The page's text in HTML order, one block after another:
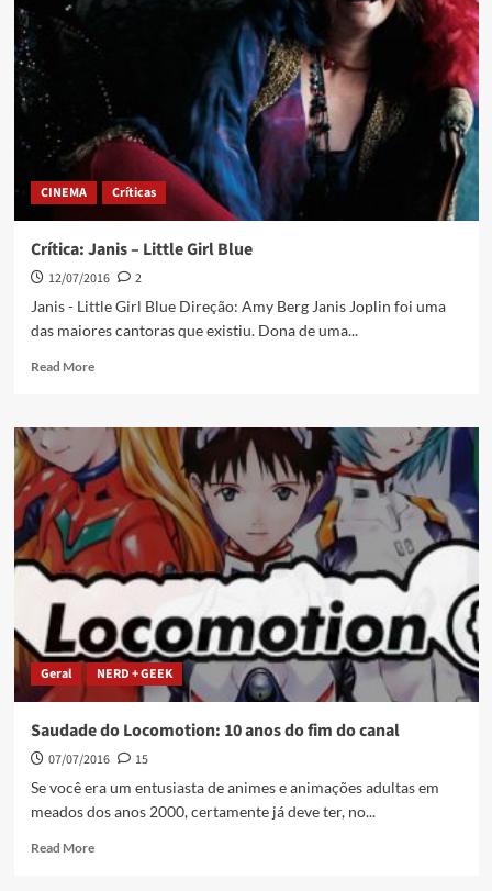
CINEMA Críticas
Crítica: Janis – Little Girl Blue
12/07/2016
2
Janis - Little Girl Blue Direção: Amy Berg Janis Joplin foi uma
das maiores cantoras que existiu. Dona de uma...
Read More
Geral NERD + GEEK
Saudade do Locomotion: 10 anos do fim do canal
07/07/2016
15
Se você era um entusiasta de animes e animações adultas em
meados dos anos 2000, certamente já deve ter, no...
Read More